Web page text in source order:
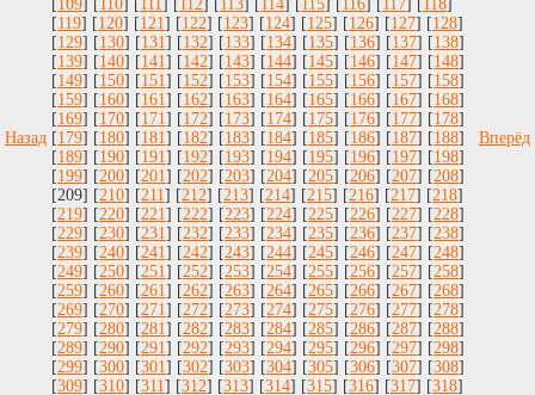
Назад
[109] [110] [111 ] [112] [113] [114] [115] [116] [117] [118]
[119] [120] [121 ] [122] [123] [124] [125] [126] [127] [128]
[129] [130] [131 ] [132] [133] [134] [135] [136] [137] [138]
[139] [140] [141 ] [142] [143] [144] [145] [146] [147] [148]
[149] [150] [151 ] [152] [153] [154] [155] [156] [157] [158]
[159] [160] [161 ] [162] [163] [164] [165] [166] [167] [168]
[169] [170] [171 ] [172] [173] [174] [175] [176] [177] [178]
[179] [180] [181 ] [182] [183] [184] [185] [186] [187] [188]
[189] [190] [191 ] [192] [193] [194] [195] [196] [197] [198]
[199] [200] [201 ] [202] [203] [204] [205] [206] [207] [208]
[209] [210] [211 ] [212] [213] [214] [215] [216] [217] [218]
[219] [220] [221 ] [222] [223] [224] [225] [226] [227] [228]
[229] [230] [231 ] [232] [233] [234] [235] [236] [237] [238]
[239] [240] [241 ] [242] [243] [244] [245] [246] [247] [248]
[249] [250] [251 ] [252] [253] [254] [255] [256] [257] [258]
[259] [260] [261 ] [262] [263] [264] [265] [266] [267] [268]
[269] [270] [271 ] [272] [273] [274] [275] [276] [277] [278]
[279] [280] [281 ] [282] [283] [284] [285] [286] [287] [288]
[289] [290] [291 ] [292] [293] [294] [295] [296] [297] [298]
[299] [300] [301 ] [302] [303] [304] [305] [306] [307] [308]
[309] [310] [311 ] [312] [313] [314] [315] [316] [317] [318]
Вперёд